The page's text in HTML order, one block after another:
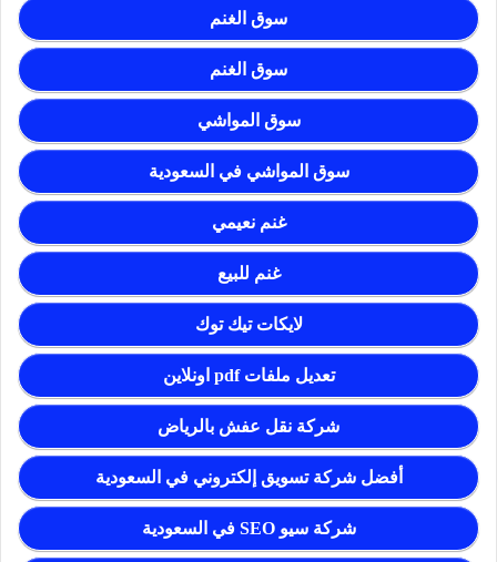
سوق الغنم
سوق الغنم
سوق المواشي
سوق المواشي في السعودية
غنم نعيمي
غنم للبيع
لايكات تيك توك
تعديل ملفات pdf اونلاين
شركة نقل عفش بالرياض
أفضل شركة تسويق إلكتروني في السعودية
شركة سيو SEO في السعودية